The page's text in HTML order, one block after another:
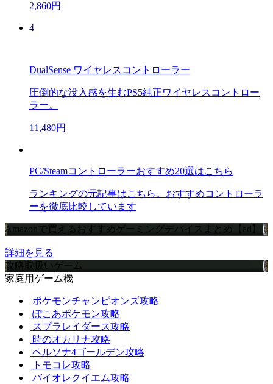
2,860円
4
DualSense ワイヤレスコントローラー
圧倒的な没入感を生むPS5純正ワイヤレスコントロー
ラー。
11,480円
PC/Steamコントローラーおすすめ20選はこちら
ランキングの元記事はこちら。おすすめコントローラ
ーを徹底比較しています
Amazonで買えるおすすめゲーミングデバイスまとめ【ad】
詳細を見る
攻略取扱いゲーム
家庭用ゲーム機
ポケモンチャンピオンズ攻略
ぽこあポケモン攻略
スプラレイダース攻略
時のオカリナ攻略
ペルソナ4ゴールデン攻略
トモコレ攻略
バイオレクイエム攻略